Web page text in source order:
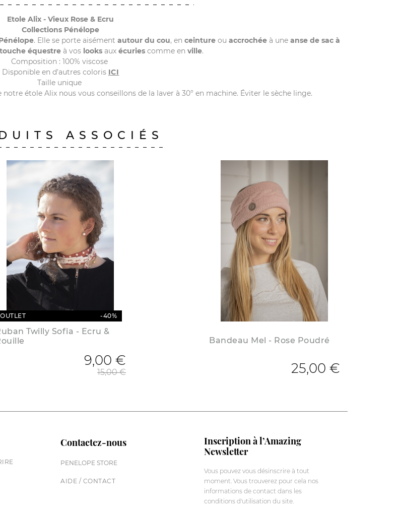
Etole Alix - Vieux Rose & Ecru
Collections Pénélope
. Elle se porte aisément autour du cou, en ceinture ou accrochée à une anse de sac à
touche équestre à vos looks aux écuries comme en ville.
Composition : 100% viscose
Disponible en d'autres coloris ICI
Taille unique
étole Alix nous vous conseillons de la laver à 30° en machine. Éviter le sèche linge.
ASSOCIÉS
OUTLET -40%
Twilly Sofia - Ecru &
9,00 €
15,00 €
Bandeau Mel - Rose Poudré
25,00 €
Contactez-nous
PENELOPE STORE
AIDE / CONTACT
Inscription à l’Amazing
Newsletter
Vous pouvez vous désinscrire à tout
moment. Vous trouverez pour cela nos
informations de contact dans les
conditions d'utilisation du site.